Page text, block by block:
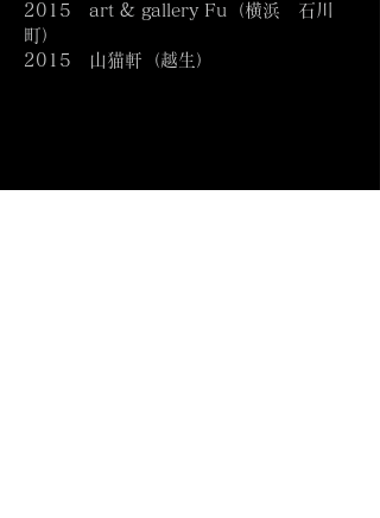
2015 art & gallery Fu（横浜 石川
町）
2015 山猫軒（越生）